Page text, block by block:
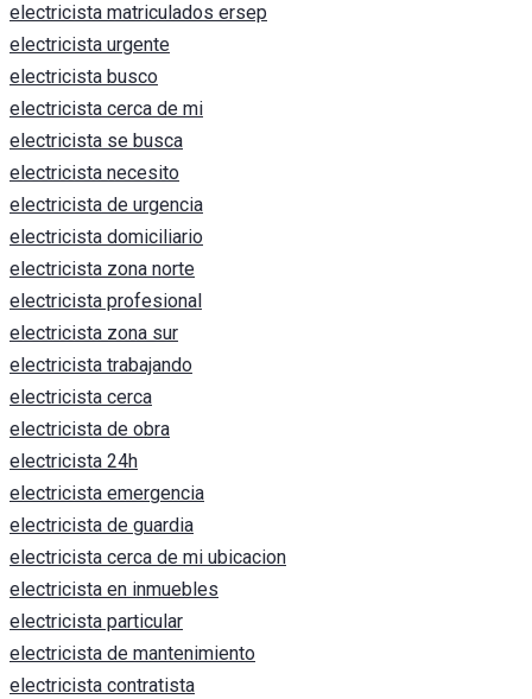
electricista matriculados ersep
electricista urgente
electricista busco
electricista cerca de mi
electricista se busca
electricista necesito
electricista de urgencia
electricista domiciliario
electricista zona norte
electricista profesional
electricista zona sur
electricista trabajando
electricista cerca
electricista de obra
electricista 24h
electricista emergencia
electricista de guardia
electricista cerca de mi ubicacion
electricista en inmuebles
electricista particular
electricista de mantenimiento
electricista contratista